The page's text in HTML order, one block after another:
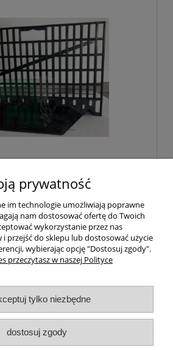
60x40cm Plasson
75,00 zł
VAT, bez kosztów dostawy
netto:60,98 zł
do koszyka
i koszt transportu
Moje konto
prywatność
im technologie umożliwiają poprawne
nam dostosować ofertę do Twoich
wykorzystanie przez nas
przejść do sklepu lub dostosować użycie
wybierając opcję "Dostosuj zgody".
przeczytasz w naszej Polityce
tylko niezbędne
dostosuj zgody